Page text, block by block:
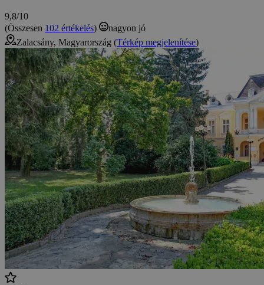
9,8/10
(Összesen 102 értékelés)
nagyon jó
Zalacsány, Magyarország (Térkép megjelenítése)